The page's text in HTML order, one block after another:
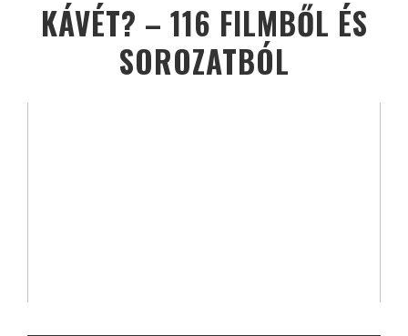
KÁVÉT? – 116 FILMBŐL ÉS
SOROZATBÓL